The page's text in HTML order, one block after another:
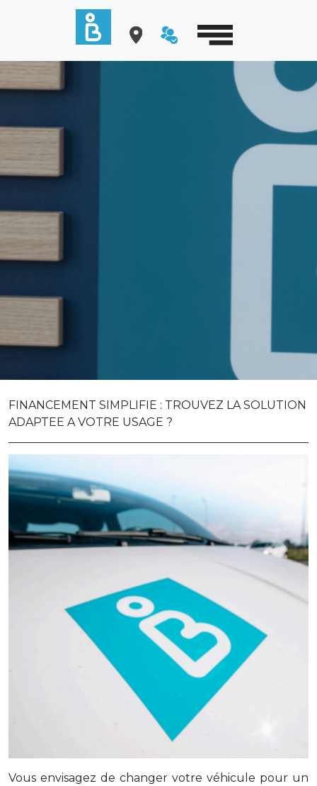
FINANCEMENT SIMPLIFIE : TROUVEZ LA SOLUTION
ADAPTEE A VOTRE USAGE ?
Vous envisagez de changer votre véhicule pour un
Cookies management panel